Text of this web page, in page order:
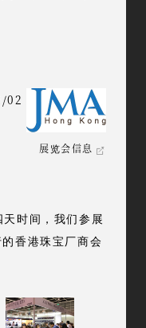
02
展览会信息
时间，我们参展
香港珠宝厂商会